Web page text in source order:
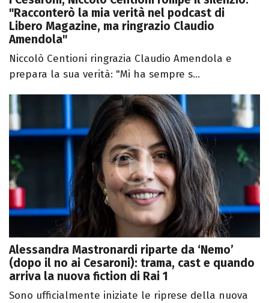
"Racconterò la mia verità nel podcast di
Libero Magazine, ma ringrazio Claudio
Amendola"
Niccolò Centioni ringrazia Claudio Amendola e
prepara la sua verità: "Mi ha sempre s...
Alessandra Mastronardi riparte da ‘Nemo’
(dopo il no ai Cesaroni): trama, cast e quando
arriva la nuova fiction di Rai 1
Sono ufficialmente iniziate le riprese della nuova